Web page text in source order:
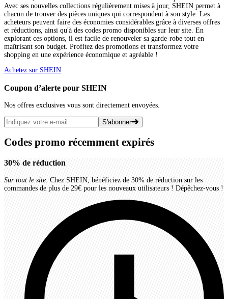
Avec ses nouvelles collections régulièrement mises à jour, SHEIN permet à
chacun de trouver des pièces uniques qui correspondent à son style. Les
acheteurs peuvent faire des économies considérables grâce à diverses offres
et réductions, ainsi qu'à des codes promo disponibles sur leur site. En
explorant ces options, il est facile de renouveler sa garde-robe tout en
maîtrisant son budget. Profitez des promotions et transformez votre
shopping en une expérience économique et agréable !
Achetez sur SHEIN
Coupon d’alerte pour SHEIN
Nos offres exclusives vous sont directement envoyées.
S'abonner
Codes promo récemment expirés
30% de réduction
Sur tout le site. Chez SHEIN, bénéficiez de 30% de réduction sur les
commandes de plus de 29€ pour les nouveaux utilisateurs ! Dépêchez-vous !